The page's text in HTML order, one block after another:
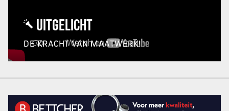
UITGELICHT
DE KRACHT VAN MAATWERK!